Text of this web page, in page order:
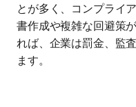
とが多く、コンプライ
書作成や複雑な回避策
れば、企業は罰金、監
ます。